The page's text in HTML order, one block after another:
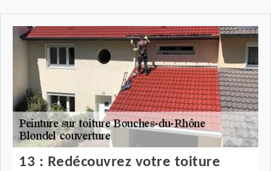
13 : Redécouvrez votre toiture